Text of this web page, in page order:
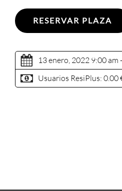
RESERVAR PLAZA
13 enero, 2022 9:00 am
Usuarios ResiPlus: 0.00